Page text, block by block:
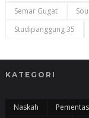
Semar Gugat
Studipanggung 35
KATEGORI
Naskah